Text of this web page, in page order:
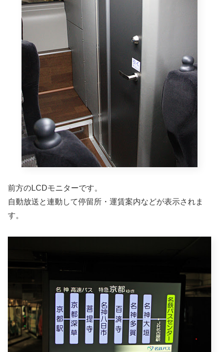
前方のLCDモニターです。
自動放送と連動して停留所・運賃案内などが表示されま
す。